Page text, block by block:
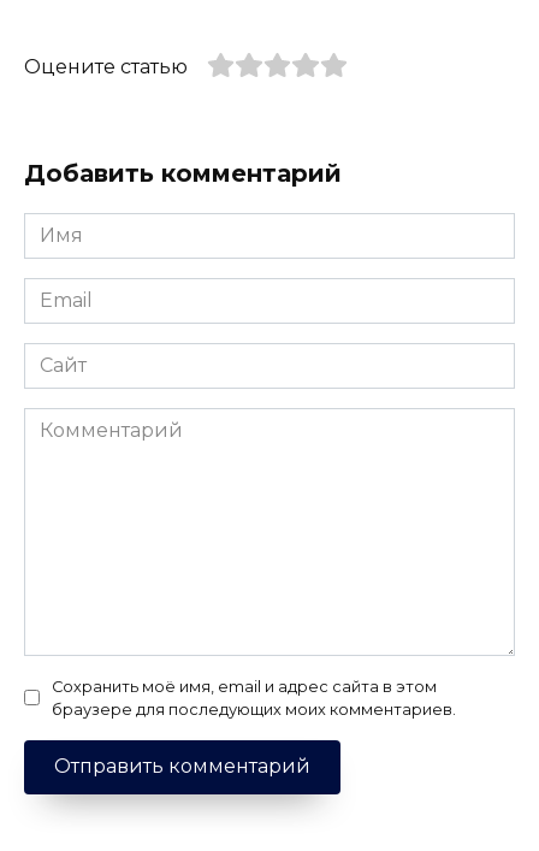
Оцените статью
Добавить комментарий
Имя
*
Email
*
Сайт
Комментарий
Сохранить моё имя, email и адрес сайта в этом
браузере для последующих моих комментариев.